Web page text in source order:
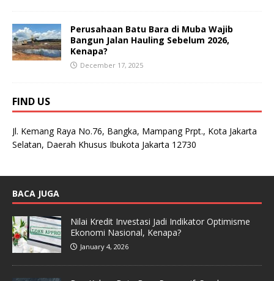
Perusahaan Batu Bara di Muba Wajib
Bangun Jalan Hauling Sebelum 2026,
Kenapa?
December 17, 2025
FIND US
Jl. Kemang Raya No.76, Bangka, Mampang Prpt., Kota Jakarta
Selatan, Daerah Khusus Ibukota Jakarta 12730
BACA JUGA
Nilai Kredit Investasi Jadi Indikator Optimisme
Ekonomi Nasional, Kenapa?
January 4, 2026